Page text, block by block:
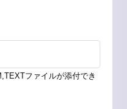
ファイルが添付でき